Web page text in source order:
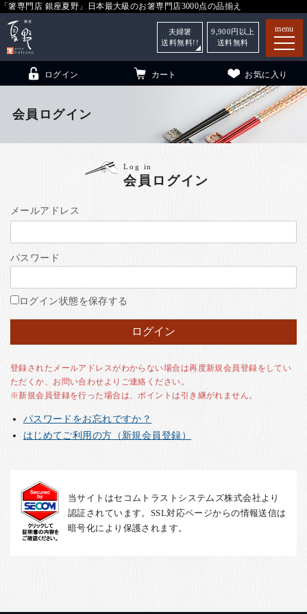
「箸専門店 銀座夏野」日本最大級のお箸専門店3000点の品揃え
menu
（贈答用・自宅用）
銀座夏野・箸長
ご利用ガイド
お客様の声
お知らせ
English
ログイン カート お気に入り
夫婦箸
送料無料!!
9,900 円以上
送料無料
会員ログイン
Log in
会員ログイン
メールアドレス
パスワード
ログイン状態を保存する
登録されたメールアドレスがわからない場合は再度新規会員登録をしてい
ただくか、お問い合わせよりご連絡ください。
※新規会員登録を行った場合は、ポイントは引き継がれません。
パスワードをお忘れですか？
はじめてご利用の方（新規会員登録）
当サイトはセコムトラストシステムズ株式会社より
認証されています。SSL対応ページからの情報送信は
暗号化により保護されます。